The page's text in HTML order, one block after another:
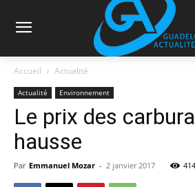
Accueil Actualité
Actualité Environnement
Le prix des
hausse
Par Emmanuel Mozar - 2 janvier 2017